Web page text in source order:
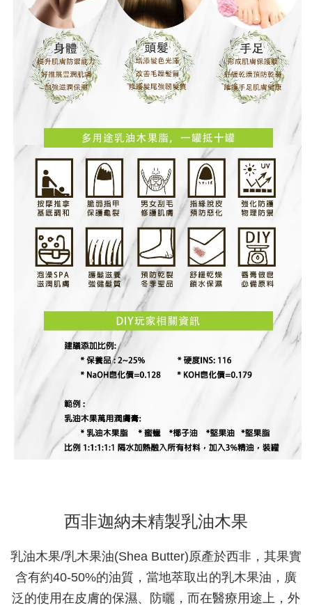
西非迦納未精製乳油木果
乳油木果/乳木果油(Shea Butter)原產於西非，其果實
含有約40-50%的油質，當地萃取出的乳木果油，廣
泛的使用在皮膚的保濕、防曬，而在醫療用途上，外